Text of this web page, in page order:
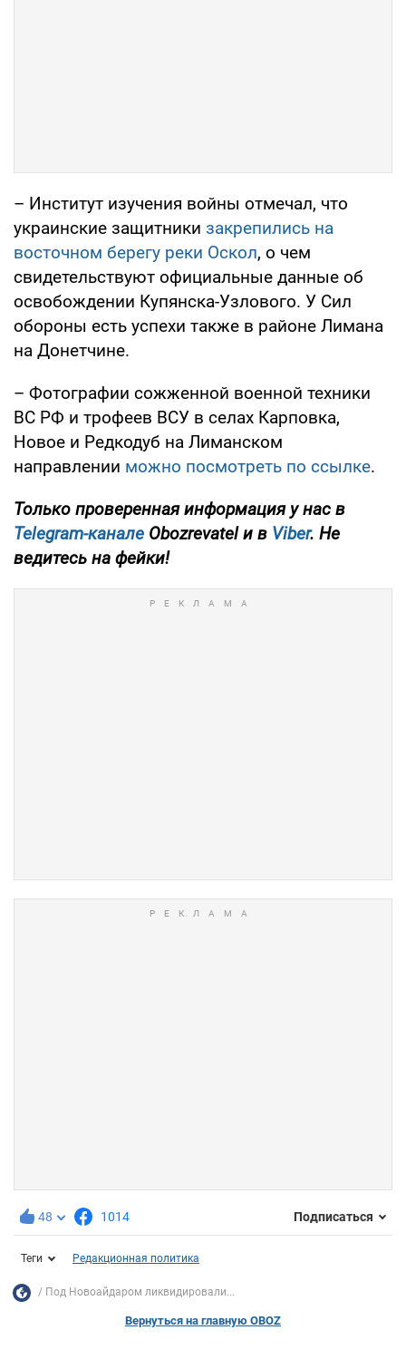
– Институт изучения войны отмечал, что
украинские защитники закрепились на
восточном берегу реки Оскол, о чем
свидетельствуют официальные данные об
освобождении Купянска-Узлового. У Сил
обороны есть успехи также в районе Лимана
на Донетчине.
– Фотографии сожженной военной техники
ВС РФ и трофеев ВСУ в селах Карповка,
Новое и Редкодуб на Лиманском
направлении можно посмотреть по ссылке.
Только проверенная информация у нас в
Telegram-канале Obozrevatel и в Viber. Не
ведитесь на фейки!
48 1014 Подписаться
Теги Редакционная политика
Под Новоайдаром ликвидировали...
Вернуться на главную OBOZ